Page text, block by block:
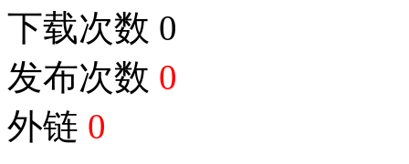
下载次数 0
发布次数 0
外链 0